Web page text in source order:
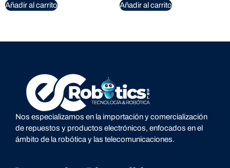
Añadir al carrito Añadir al carrito
Nos especializamos en la importación y comercialización
de repuestos y productos electrónicos, enfocados en el
ámbito de la robótica y las telecomunicaciones.